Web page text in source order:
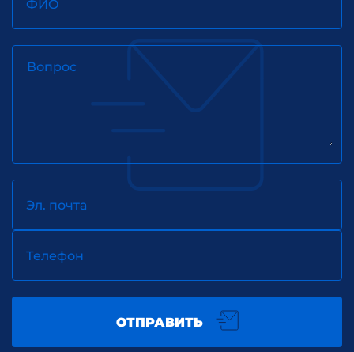
ФИО
Вопрос
Эл. почта
Телефон
ОТПРАВИТЬ